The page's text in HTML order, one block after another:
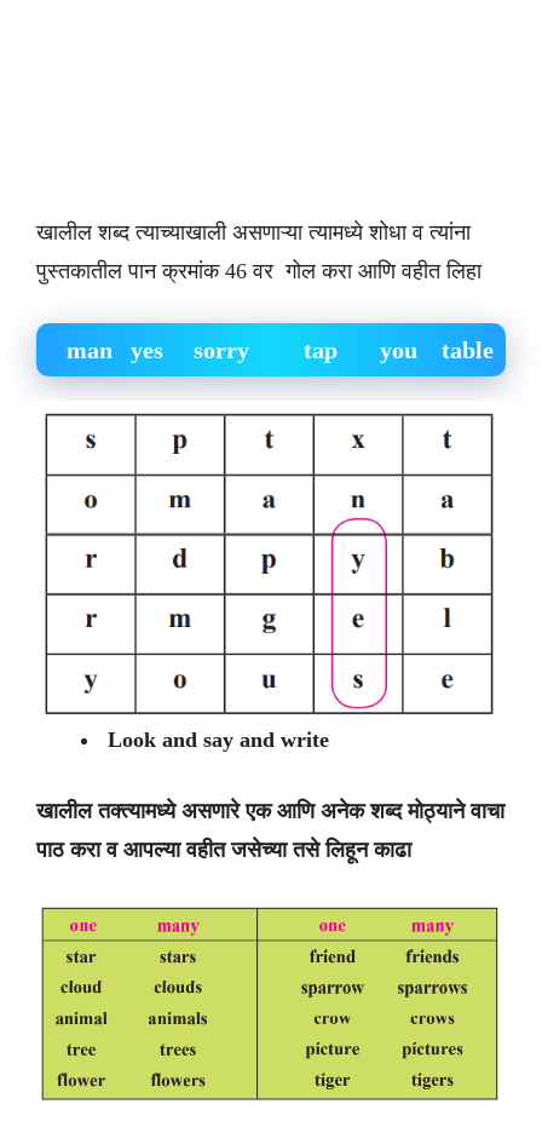
खालील शब्द त्याच्याखाली असणाऱ्या त्यामध्ये शोधा व त्यांना
पुस्तकातील पान क्रमांक 46 वर गोल करा आणि वहीत लिहा
man yes sorry tap you table
Look and say and write
खालील तक्त्यामध्ये असणारे एक आणि अनेक शब्द मोठ्याने वाचा
पाठ करा व आपल्या वहीत जसेच्या तसे लिहून काढा